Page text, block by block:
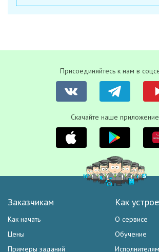
Присоединяйтесь к нам в
Скачайте наше приложение
Заказчикам
Как начать
Цены
Примеры заданий
Как
О сервисе
Обучение
Исполнителям